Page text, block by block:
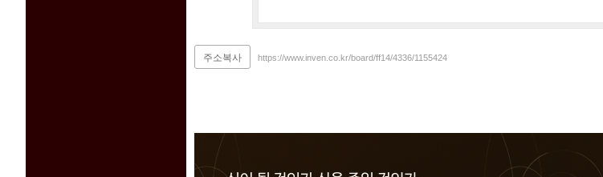
주소복사 https://www.inven.co.kr/board/ff14/4336/1155424